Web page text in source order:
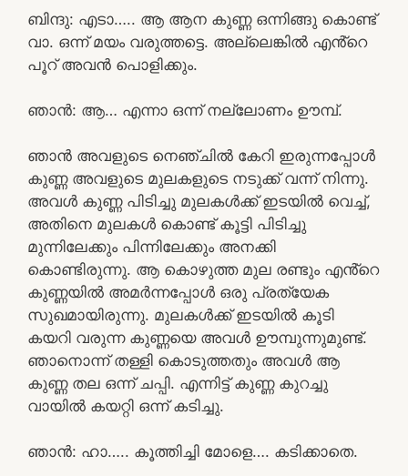
ബിന്ദു: എടാ….. ആ ആന കുണ്ണ ഒന്നിങ്ങു കൊണ്ട്
വാ. ഒന്ന് മയം വരുത്തട്ടെ. അല്ലെങ്കിൽ എൻ്റെ
പൂറ് അവൻ പൊളിക്കും.
ഞാൻ: ആ… എന്നാ ഒന്ന് നല്ലോണം ഊമ്പ്.
ഞാൻ അവളുടെ നെഞ്ചിൽ കേറി ഇരുന്നപ്പോൾ
കുണ്ണ അവളുടെ മുലകളുടെ നടുക്ക് വന്ന് നിന്നു.
അവൾ കുണ്ണ പിടിച്ചു മുലകൾക്ക് ഇടയിൽ വെച്ച്,
അതിനെ മുലകൾ കൊണ്ട് കൂട്ടി പിടിച്ചു
മുന്നിലേക്കും പിന്നിലേക്കും അനക്കി
കൊണ്ടിരുന്നു. ആ കൊഴുത്ത മുല രണ്ടും എൻ്റെ
കുണ്ണയിൽ അമർന്നപ്പോൾ ഒരു പ്രത്യേക
സുഖമായിരുന്നു. മുലകൾക്ക് ഇടയിൽ കൂടി
കയറി വരുന്ന കുണ്ണയെ അവൾ ഊമ്പുന്നുമുണ്ട്.
ഞാനൊന്ന് തള്ളി കൊടുത്തതും അവൾ ആ
കുണ്ണ തല ഒന്ന് ചപ്പി. എന്നിട്ട് കുണ്ണ കുറച്ചു
വായിൽ കയറ്റി ഒന്ന് കടിച്ചു.
ഞാൻ: ഹാ….. കൂത്തിച്ചി മോളെ…. കടിക്കാതെ.